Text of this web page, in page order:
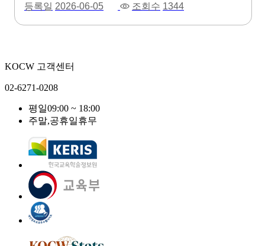
등록일 2026-06-05 조회수 1344
KOCW 고객센터
02-6271-0208
평일09:00 ~ 18:00
주말,공휴일휴무